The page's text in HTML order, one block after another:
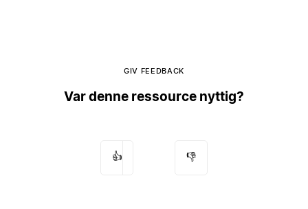
GIV FEEDBACK
Var denne ressource nyttig?
👍 👎